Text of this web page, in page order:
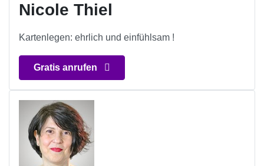
Nicole Thiel
Kartenlegen: ehrlich und einfühlsam !
Gratis anrufen